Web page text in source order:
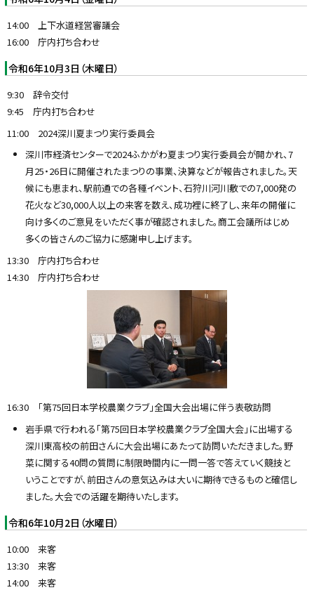
14:00 上下水道経営審議会
16:00 庁内打ち合わせ
令和6年10月3日（木曜日）
9:30 辞令交付
9:45 庁内打ち合わせ
11:00 2024深川夏まつり実行委員会
深川市経済センターで2024ふかがわ夏まつり実行委員会が開かれ、7
月25・26日に開催されたまつりの事業、決算などが報告されました。天
候にも恵まれ、駅前通での各種イベント、石狩川河川敷での7,000発の
花火など30,000人以上の来客を数え、成功裡に終了し、来年の開催に
向け多くのご意見をいただく事が確認されました。商工会議所はじめ
多くの皆さんのご協力に感謝申し上げます。
13:30 庁内打ち合わせ
14:30 庁内打ち合わせ
16:30 「第75回日本学校農業クラブ」全国大会出場に伴う表敬訪問
岩手県で行われる「第75回日本学校農業クラブ全国大会」に出場する
深川東高校の前田さんに大会出場にあたって訪問いただきました。野
菜に関する40問の質問に制限時間内に一問一答で答えていく競技と
いうことですが、前田さんの意気込みは大いに期待できるものと確信し
ました。大会での活躍を期待いたします。
令和6年10月2日（水曜日）
10:00 来客
13:30 来客
14:00 来客